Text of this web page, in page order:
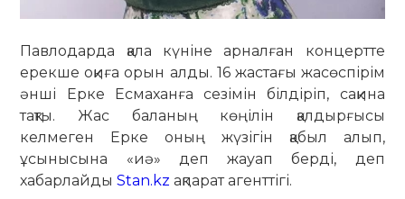
Павлодарда қала күніне арналған концертте
ерекше оқиға орын алды. 16 жастағы жасөспірім
әнші Ерке Есмаханға сезімін білдіріп, сақина
тақты. Жас баланың көңілін қалдырғысы
келмеген Ерке оның жүзігін қабыл алып,
ұсынысына «иә» деп жауап берді, деп
хабарлайдыStan.kz ақпарат агенттігі.